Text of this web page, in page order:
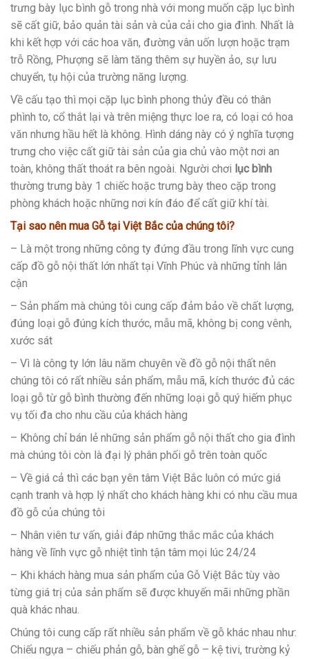
trưng bày lục bình gỗ trong nhà với mong muốn cặp lục bình
sẽ cất giữ, bảo quản tài sản và của cải cho gia đình. Nhất là
khi kết hợp với các hoa văn, đường vân uốn lượn hoặc trạm
trỗ Rồng, Phượng sẽ làm tăng thêm sự huyền ảo, sự lưu
chuyển, tụ hội của trường năng lượng.
Về cấu tạo thì mọi cặp lục bình phong thủy đều có thân
phình to, cổ thắt lại và trên miệng thực loe ra, có loại có hoa
văn nhưng hầu hết là không. Hình dáng này có ý nghĩa tượng
trưng cho việc cất giữ tài sản của gia chủ vào một nơi an
toàn, không thất thoát ra bên ngoài. Người chơi lục bình
thường trưng bày 1 chiếc hoặc trưng bày theo cặp trong
phòng khách hoặc những nơi kín đáo để cất giữ khí tài.
Tại sao nên mua Gỗ tại Việt Bắc của chúng tôi?
– Là một trong những công ty đứng đầu trong lĩnh vực cung
cấp đồ gỗ nội thất lớn nhất tại Vĩnh Phúc và những tỉnh lân
cận
– Sản phẩm mà chúng tôi cung cấp đảm bảo về chất lượng,
đúng loại gỗ đúng kích thước, mẫu mã, không bị cong vênh,
xước sát
– Vì là công ty lớn lâu năm chuyên về đồ gỗ nội thất nên
chúng tôi có rất nhiều sản phẩm, mẫu mã, kích thước đủ các
loại gỗ từ gỗ bình thường đến những loại gỗ quý hiếm phục
vụ tối đa cho nhu cầu của khách hàng
– Không chỉ bán lẻ những sản phẩm gỗ nội thất cho gia đình
mà chúng tôi còn là đại lý phân phối gỗ trên toàn quốc
– Về giá cả thì các bạn yên tâm Việt Bắc luôn có mức giá
cạnh tranh và hợp lý nhất cho khách hàng khi có nhu cầu mua
đồ gỗ của chúng tôi
– Nhân viên tư vấn, giải đáp những thắc mắc của khách
hàng về lĩnh vực gỗ nhiệt tình tận tâm mọi lúc 24/24
– Khi khách hàng mua sản phẩm của Gỗ Việt Bắc tùy vào
từng giá trị của sản phẩm sẽ được khuyến mãi những phần
quà khác nhau.
Chúng tôi cung cấp rất nhiều sản phẩm về gỗ khác nhau như:
Chiếu ngựa – chiếu phản gỗ, bàn ghế gỗ – kệ tivi, trường kỷ